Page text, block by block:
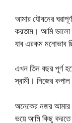
আমার যৌবনের
করতাম। আমি ভালো
যাব এরকম মনোভাব
এখন তিন বছর পূর্ণ
স্বামী। নিজের
অনেকের নজর আমার
ভয়ে আমি কিছু করতে